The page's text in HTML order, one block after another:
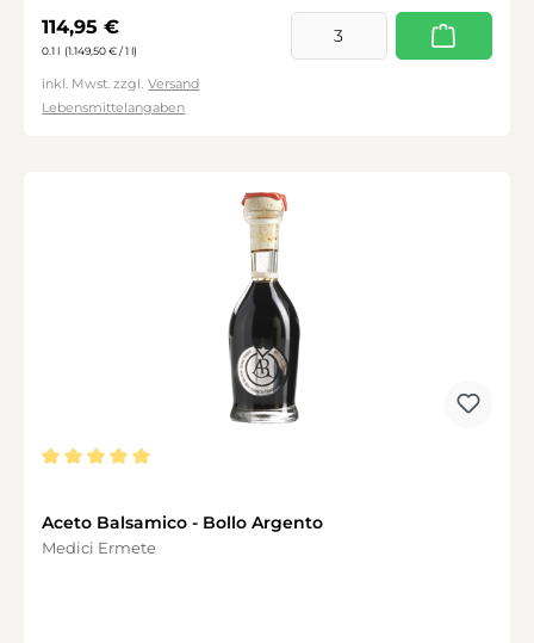
Regulärer Preis:
114,95 €
0.1 l (1.149,50 € / 1 l)
inkl. Mwst. zzgl. Versand
Lebensmittelangaben
Aceto Balsamico - Bollo Argento
Medici Ermete